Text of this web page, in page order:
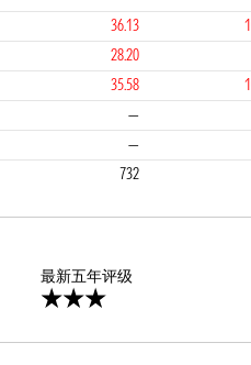
36.13
28.20
35.58
—
2
—
732
最新五年评级
3星